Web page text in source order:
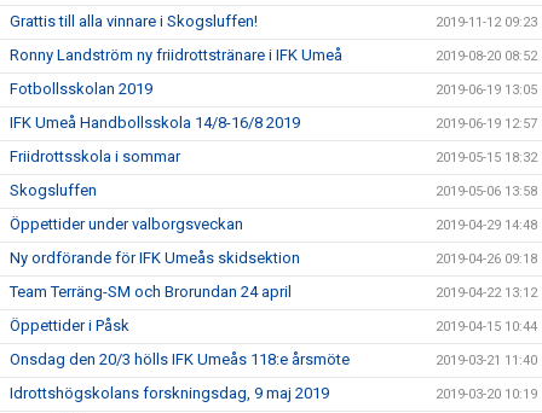
Grattis till alla vinnare i Skogsluffen! 2019-11-12 09:23
Ronny Landström ny friidrottstränare i IFK Umeå 2019-08-20 08:52
Fotbollsskolan 2019 2019-06-19 13:05
IFK Umeå Handbollsskola 14/8-16/8 2019 2019-06-19 12:57
Friidrottsskola i sommar 2019-05-15 18:32
Skogsluffen 2019-05-06 13:58
Öppettider under valborgsveckan 2019-04-29 14:48
Ny ordförande för IFK Umeås skidsektion 2019-04-26 09:18
Team Terräng-SM och Brorundan 24 april 2019-04-22 13:12
Öppettider i Påsk 2019-04-15 10:44
Onsdag den 20/3 hölls IFK Umeås 118:e årsmöte 2019-03-21 11:40
Idrottshögskolans forskningsdag, 9 maj 2019 2019-03-20 10:19